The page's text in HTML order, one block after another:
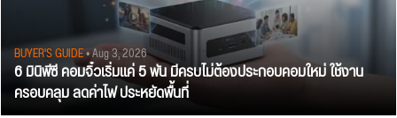
BUYER'S GUIDE• Aug 3, 2026
6 มินิพีซี คอมจิ๋วเริ่มแค่ 5 พัน มีครบไม่ต้องประกอบคอมใหม่ ใช้งาน
ครอบคลุม ลดค่าไฟ ประหยัดพื้นที่